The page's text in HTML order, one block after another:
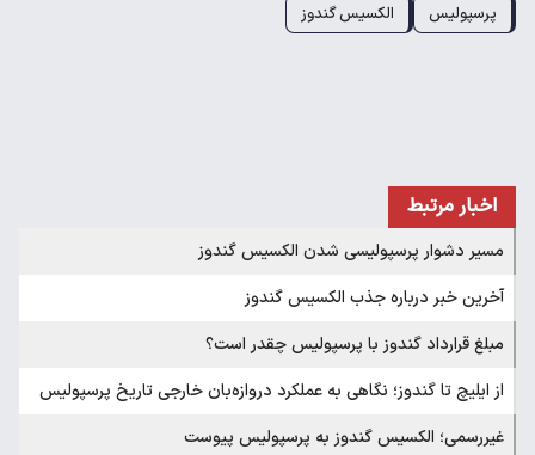
پرسپولیس الکسیس گندوز
اخبار مرتبط
مسیر دشوار پرسپولیسی شدن الکسیس گندوز
آخرین خبر درباره جذب الکسیس گندوز
مبلغ قرارداد گندوز با پرسپولیس چقدر است؟
از ایلیچ تا گندوز؛ نگاهی به عملکرد دروازه‌بان خارجی تاریخ پرسپولیس
غیررسمی؛ الکسیس گندوز به پرسپولیس پیوست